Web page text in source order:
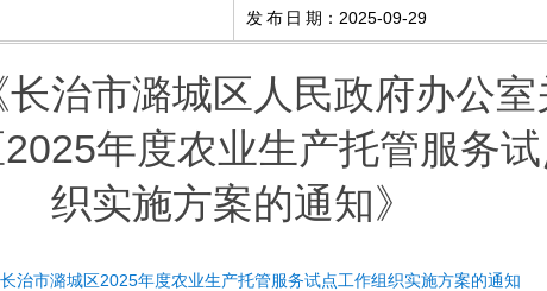
发布日期 ： 2025-09-29
长治市潞城区人民政府办公
年度农业生产托管服务
织实施方案的通知》
治市潞城区2025年度农业生产托管服务试点工作组织实施方案的通知